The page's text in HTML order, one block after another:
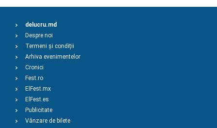
delucru.md
Despre noi
Termeni și condiții
Arhiva evenimentelor
Cronici
Fest.ro
ElFest.mx
ElFest.es
Publicitate
Vânzare de bilete